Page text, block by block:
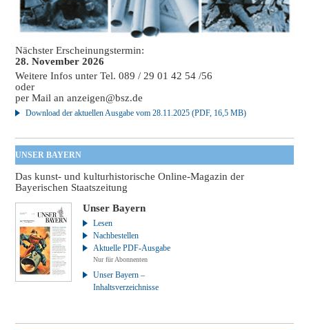
Nächster Erscheinungstermin:
28. November 2026
Weitere Infos unter Tel. 089 / 29 01 42 54 /56
oder
per Mail ananzeigen@bsz.de
Download der aktuellen Ausgabe vom 28.11.2025 (PDF, 16,5 MB)
UNSER BAYERN
Das kunst- und kulturhistorische Online-Magazin der
Bayerischen Staatszeitung
Unser Bayern
Lesen
Nachbestellen
Aktuelle PDF-Ausgabe
Nur für Abonnenten
Unser Bayern –
Inhaltsverzeichnisse